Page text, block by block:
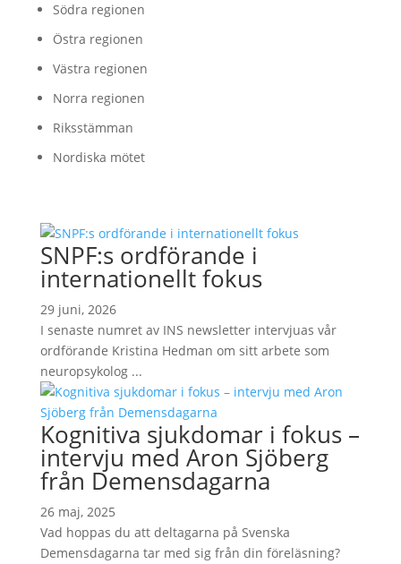
Södra regionen
Östra regionen
Västra regionen
Norra regionen
Riksstämman
Nordiska mötet
SNPF:s ordförande i
internationellt fokus
29 juni, 2026
I senaste numret av INS newsletter intervjuas vår
ordförande Kristina Hedman om sitt arbete som
neuropsykolog ...
Kognitiva sjukdomar i fokus –
intervju med Aron Sjöberg
från Demensdagarna
26 maj, 2025
Vad hoppas du att deltagarna på Svenska
Demensdagarna tar med sig från din föreläsning?